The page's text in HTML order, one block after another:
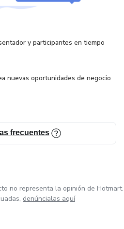
y participantes en tiempo
nuevas oportunidades de negocio
frecuentes
no representa la opinión de Hotmart.
denúncialas aquí